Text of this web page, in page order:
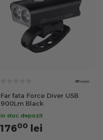
Far fata Force Diver USB
900Lm Black
in stoc depozit
17600 lei